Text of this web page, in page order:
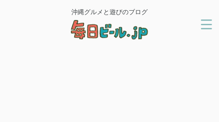
沖縄グルメと遊びのブログ